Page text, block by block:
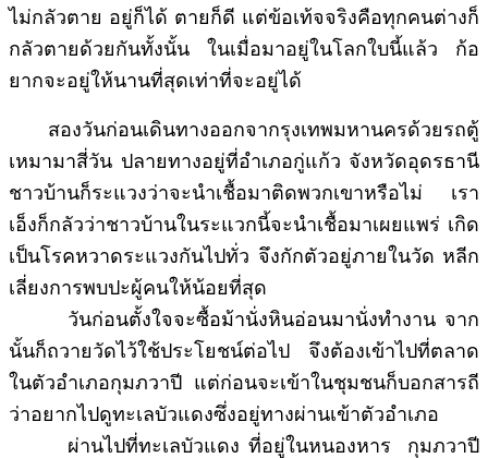
ไม่กลัวตาย อยู่ก็ได้ ตายก็ดี แต่ข้อเท้จจริงคือทุกคนต่างก็
กลัวตายด้วยกันทั้งนั้น ในเมื่อมาอยู่ในโลกใบนี้แล้ว ก้อ
ยากจะอยู่ให้นานที่สุดเท่าที่จะอยู่ได้
สองวันก่อนเดินทางออกจากรุงเทพมหานครด้วยรถตู้
เหมามาสี่วัน ปลายทางอยู่ที่อำเภอกู่แก้ว จังหวัดอุดรธานี
ชาวบ้านก็ระแวงว่าจะนำเชื้อมาติดพวกเขาหรือไม่ เรา
เอ็งก็กลัวว่าชาวบ้านในระแวกนี้จะนำเชื้อมาเผยแพร่ เกิด
เป็นโรคหวาดระแวงกันไปทั่ว จึงกักตัวอยู่ภายในวัด หลีก
เลี่ยงการพบปะผู้คนให้น้อยที่สุด
วันก่อนตั้งใจจะซื้อม้านั่งหินอ่อนมานั่งทำงาน จาก
นั้นก็ถวายวัดไว้ใช้ประโยชน์ต่อไป จึงต้องเข้าไปที่ตลาด
ในตัวอำเภอกุมภวาปี แต่ก่อนจะเข้าในชุมชนก็บอกสารถี
ว่าอยากไปดูทะเลบัวแดงซึ่งอยู่ทางผ่านเข้าตัวอำเภอ
ผ่านไปที่ทะเลบัวแดง ที่อยู่ในหนองหาร กุมภวาปี